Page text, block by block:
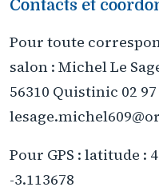
Contacts et
Pour toute
salon : Michel Le
56310 Quistinic 02 97
Pour GPS : latitude :
-3.113678